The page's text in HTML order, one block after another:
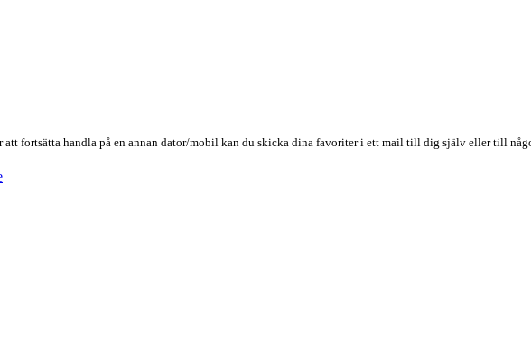
att fortsätta handla på en annan dator/mobil kan du skicka dina favoriter i ett mail till dig själv eller till